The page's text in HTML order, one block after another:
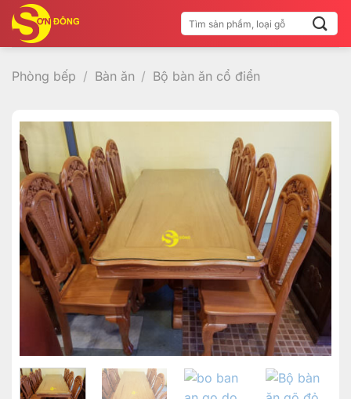
qua
nội
dung
Tìm
kiếm:
Phòng bếp / Bàn ăn / Bộ bàn ăn cổ điển